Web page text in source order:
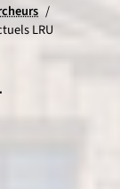
/
LRU